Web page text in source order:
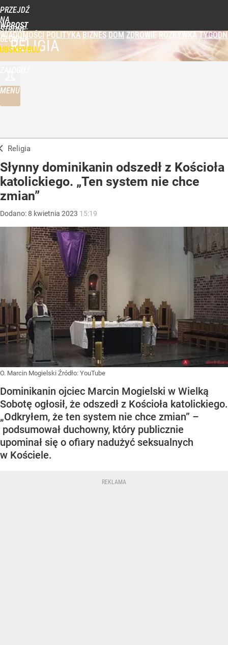
PRZEJDŹ
NA
STRONĘ
GŁÓWNĄ
WPROST
WIADOMOŚCI POLITYKA BIZNES DOM ZDROWIE ROZRYWKA
MENU
RELIGIA
Religia
Słynny dominikanin odszedł z Kościoła
katolickiego. „Ten system nie chce
zmian”
Dodano:8 kwietnia 2023 15:19
O. Marcin Mogielski Źródło: YouTube
Dominikanin ojciec Marcin Mogielski w Wielką
Sobotę ogłosił, że odszedł z Kościoła katolickiego.
„Odkryłem, że ten system nie chce zmian” –
podsumował duchowny, który publicznie
upominał się o ofiary nadużyć seksualnych
w Kościele.